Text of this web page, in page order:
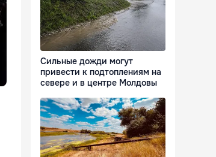
Сильные дожди могут
привести к подтоплениям на
севере и в центре Молдовы